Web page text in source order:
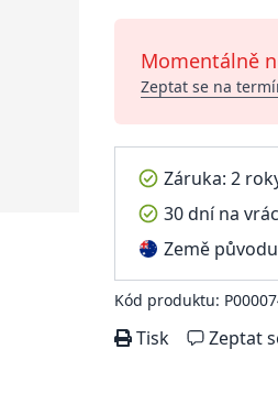
Momentálně
Zeptat se na
Záruka: 2
30 dní na
Země
Kód produktu:
Tisk Zeptat